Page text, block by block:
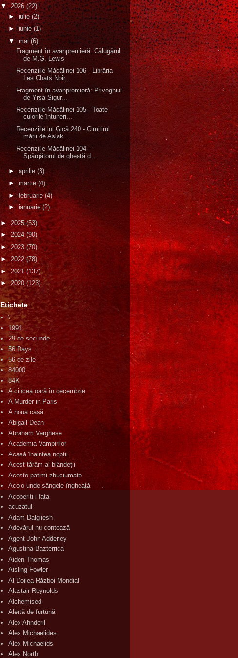
▼2026(22)
►iulie(2)
►iunie(1)
▼mai(6)
Fragment în avanpremieră: Călugărul
de M.G. Lewis
Recenziile Mădălinei 106 - Librăria
Les Chats Noir...
Fragment în avanpremieră: Priveghiul
de Yrsa Sigur...
Recenziile Mădălinei 105 - Toate
culorile întuneri...
Recenziile lui Gică 240 - Cimitirul
mării de Aslak...
Recenziile Mădălinei 104 -
Spărgătorul de gheață d...
► aprilie (3)
► martie(4)
► februarie(4)
► ianuarie(2)
► 2025(53)
►2024(90)
►2023 (70)
► 2022(78)
►2021 (137)
►2020(123)
Etichete
\
1991
29 de secunde
56 Days
56 de zile
84000
84K
A cincea oară în decembrie
A Murder in Paris
A noua casă
Abigail Dean
Abraham Verghese
Academia Vampirilor
Acasă înaintea nopții
Acest tărâm al blândeții
Aceste patimi zbuciumate
Acolo unde sângele îngheață
Acoperiți-i fața
acuzatul
Adam Dalgliesh
Adevărul nu contează
Agent John Adderley
Agustina Bazterrica
Aiden Thomas
Aisling Fowler
Al Doilea Război Mondial
Alastair Reynolds
Alchemised
Alertă de furtună
Alex Ahndoril
Alex Michaelides
Alex Michaelids
Alex North